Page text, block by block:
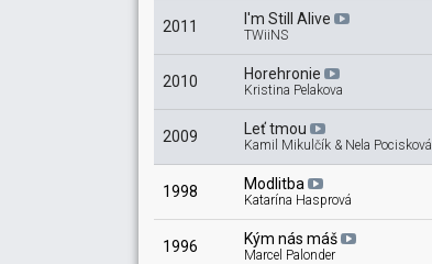
2011 I'm Still Alive
TWiiNS
2010 Horehronie
Kristina Pelakova
2009 Leť tmou
Kamil Mikulčík & Nela Pocisková
1998 Modlitba
Katarína Hasprová
1996 Kým nás máš
Marcel Palonder